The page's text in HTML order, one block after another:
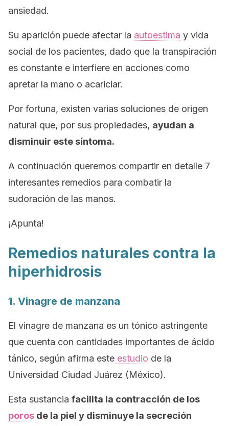
ansiedad.
Su aparición puede afectar la autoestima y vida
social de los pacientes, dado que la transpiración
es constante e interfiere en acciones como
apretar la mano o acariciar.
Por fortuna, existen varias soluciones de origen
natural que, por sus propiedades, ayudan a
disminuir este síntoma.
A continuación queremos compartir en detalle 7
interesantes remedios para combatir la
sudoración de las manos.
¡Apunta!
Remedios naturales contra la
hiperhidrosis
1. Vinagre de manzana
El vinagre de manzana es un tónico astringente
que cuenta con cantidades importantes de ácido
tánico, según afirma este estudio de la
Universidad Ciudad Juárez (México).
Esta sustancia facilita la contracción de los
poros de la piel y disminuye la secreción